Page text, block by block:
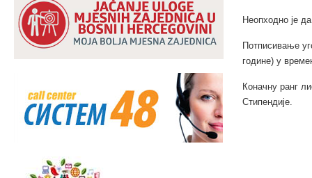
Неопходно је
Потписивање
године) у
Коначну ранг
Стипендије.